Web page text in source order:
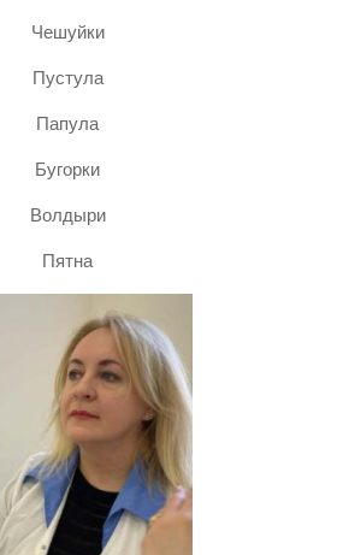
Чешуйки
Пустула
Папула
Бугорки
Волдыри
Пятна